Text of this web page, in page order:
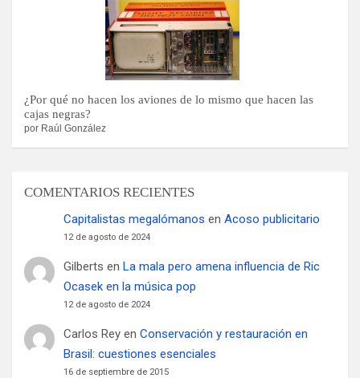
¿Por qué no hacen los aviones de lo mismo que hacen las
cajas negras?
por Raúl González
COMENTARIOS RECIENTES
Capitalistas megalómanos en Acoso publicitario
12 de agosto de 2024
Gilberts en La mala pero amena influencia de Ric
Ocasek en la música pop
12 de agosto de 2024
Carlos Reyen Conservación y restauración en
Brasil: cuestiones esenciales
16 de septiembre de 2015